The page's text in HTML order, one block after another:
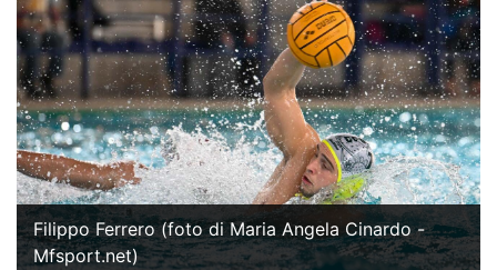
Filippo Ferrero (foto di Maria Angela Cinardo -
Mfsport.net)